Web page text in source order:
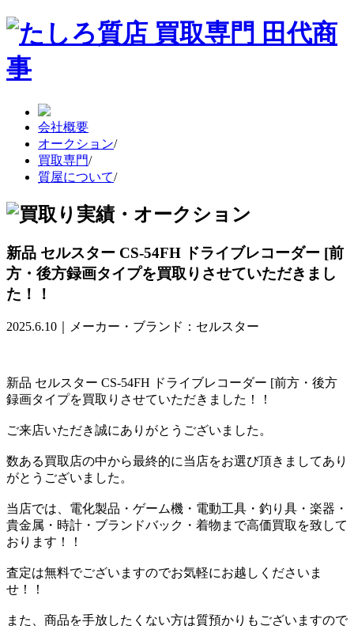
会社概要
オークション/
買取専門/
質屋について/
新品 セルスター CS-54FH ドライブレコーダー [前
方・後方録画タイプを買取りさせていただきまし
た！！
2025.6.10｜メーカー・ブランド：セルスター
新品 セルスター CS-54FH ドライブレコーダー [前方・後方
録画タイプを買取りさせていただきました！！
ご来店いただき誠にありがとうございました。
数ある買取店の中から最終的に当店をお選び頂きましてあり
がとうございました。
当店では、電化製品・ゲーム機・電動工具・釣り具・楽器・
貴金属・時計・ブランドバック・着物まで高価買取を致して
おります！！
査定は無料でございますのでお気軽にお越しくださいま
せ！！
また、商品を手放したくない方は質預かりもございますので